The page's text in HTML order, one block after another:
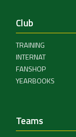
Club
TRAINING
INTERNAT
FANSHOP
YEARBOOKS
Teams